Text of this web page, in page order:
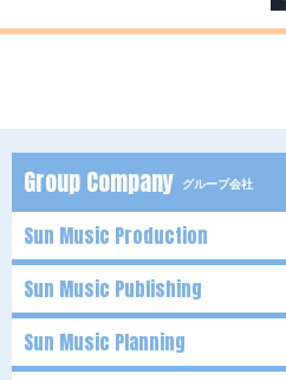
Group Company グループ会社
Sun Music Production
Sun Music Publishing
Sun Music Planning